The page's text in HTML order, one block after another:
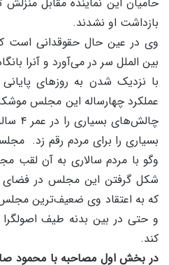
بازداشت او نشدند.
وی در عین حال حقوقدانی است
بین الملل سر در می‌آورد و آنرا
با نزدیک شدن به روزهای
عملکرد چهارساله این مجلس
بسیاری را برای مردم رقم زد.
وگو با مردم سالاری به آن لقب
شکل گرفتن این مجلس در
که به اعتقاد وی ضعیف‌ترین
و حتی در بین بدنه طیف
کند.
در بخش اول مصاحبه با محمود